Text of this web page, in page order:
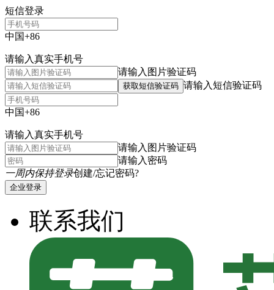
短信登录
中国+86
请输入真实手机号
请输入图片验证码
获取短信验证码 请输入短信验证码
中国+86
请输入真实手机号
请输入图片验证码
请输入密码
一周内保持登录创建/忘记密码?
企业登录
联系我们